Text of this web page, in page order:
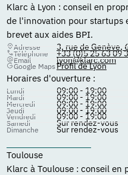
Klarc à Lyon : conseil en
de l'innovation pour startups
brevet aux aides BPI.
Adresse 3, rue de Genève,
Téléphone +33 (0)5 25 63 09
Email lyon@klarc.com
Google Maps Profil de Lyon
Horaires d'ouverture :
Lundi 09:00 - 19:00
Mardi 09:00 - 19:00
Mercredi 09:00 - 19:00
Jeudi 09:00 - 19:00
Vendredi 09:00 - 19:00
Samedi Sur rendez-vous
Dimanche Sur rendez-vous
Toulouse
Klarc à Toulouse : conseil